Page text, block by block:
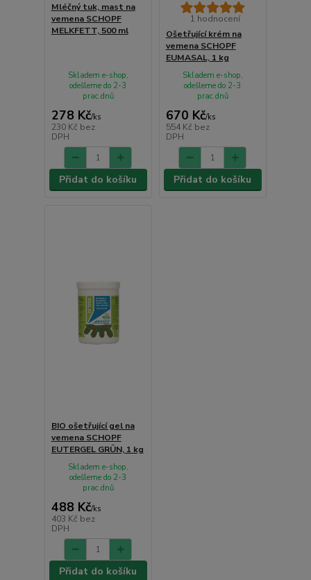
Mléčný tuk, mast na
vemena SCHOPF
MELKFETT, 500 ml
278 Kč/ks
230 Kč bez
DPH
Skladem e-shop,
odešleme do 2-3
prac.dnů
Přidat do košíku
1 hodnocení
Ošetřující krém na
vemena SCHOPF
EUMASAL, 1 kg
670 Kč/ks
554 Kč bez
DPH
Skladem e-shop,
odešleme do 2-3
prac.dnů
Přidat do košíku
BIO ošetřující gel na
vemena SCHOPF
EUTERGEL GRÜN, 1 kg
488 Kč/ks
403 Kč bez
DPH
Skladem e-shop,
odešleme do 2-3
prac.dnů
Přidat do košíku